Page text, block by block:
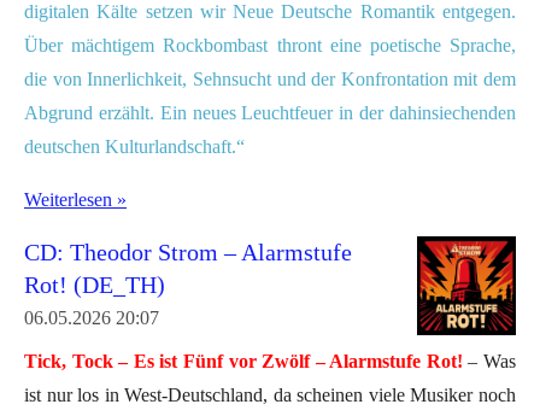
digitalen Kälte setzen wir Neue Deutsche Romantik entgegen.
Über mächtigem Rockbombast thront eine poetische Sprache,
die von Innerlichkeit, Sehnsucht und der Konfrontation mit dem
Abgrund erzählt. Ein neues Leuchtfeuer in der dahinsiechenden
deutschen Kulturlandschaft.“
Weiterlesen »
CD: Theodor Strom – Alarmstufe
Rot! (DE_TH)
06.05.2026 20:07
Tick, Tock – Es ist Fünf vor Zwölf – Alarmstufe Rot! – Was
ist nur los in West-Deutschland, da scheinen viele Musiker noch